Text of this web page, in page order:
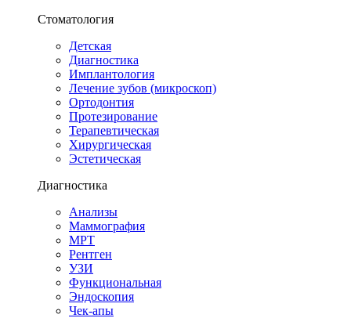
Стоматология
Детская
Диагностика
Имплантология
Лечение зубов (микроскоп)
Ортодонтия
Протезирование
Терапевтическая
Хирургическая
Эстетическая
Диагностика
Анализы
Маммография
МРТ
Рентген
УЗИ
Функциональная
Эндоскопия
Чек-апы